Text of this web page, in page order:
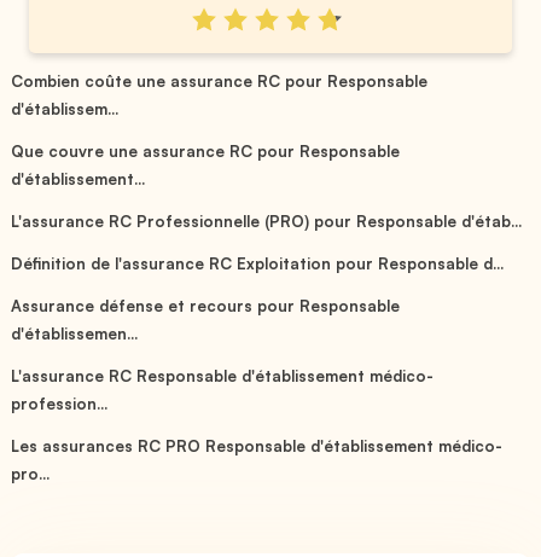
Combien coûte une assurance RC pour Responsable
d'établissem...
Que couvre une assurance RC pour Responsable
d'établissement...
L'assurance RC Professionnelle (PRO) pour Responsable d'étab...
Définition de l'assurance RC Exploitation pour Responsable d...
Assurance défense et recours pour Responsable
d'établissemen...
L'assurance RC Responsable d'établissement médico-
profession...
Les assurances RC PRO Responsable d'établissement médico-
pro...